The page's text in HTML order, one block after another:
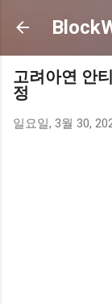
고려아연 안
정
일요일, 3월 30,